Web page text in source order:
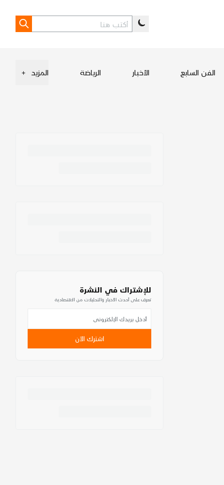
الفن السابع الأخبار الرياضة المزيد +
للإشتراك في النشرة
تعرف على أحدث الأخبار والتحليلات من الاقتصادية
اشترك الآن